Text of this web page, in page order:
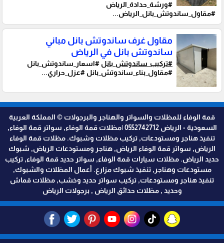
#ورشة_حدادة_الرياض
#مقاول_ساندوتش_بانل_الرياض...
مقاول غرف ساندوتش بانل مباني
ساندوتش بانل في الرياض
#تركيب_ساندوتش_بانل #اسعار_ساندوتش_بانل
#مقاول_بناء_ساندوتش_بانل #عزل_حراري...
قمة الوفاء للمظلات والسواتر والهناجر والبرجولات © المملكة العربية
السعودية - الرياض 0552742712 |مظلات قمة الوفاء, سواتر قمة الوفاء,
تنفيذ هناجر ومستودعات, تركيب مظلات وشبوك. مظلات قمة الوفاء
الرياض, سواتر قمة الوفاء الرياض, هناجر ومستودعات الرياض, شبوك
حديد الرياض. مظلات سيارات قمة الوفاء, سواتر حديد قمة الوفاء, تركيب
مستودعات وهناجر, تنفيذ شبوك مزارع. أعمال المظلات والشبوك,
تنفيذ هناجر ومستودعات, تركيب سواتر حديد وخشب, مظلات قماش
وحديد , مظلات حدائق الرياض , برجولات الرياض